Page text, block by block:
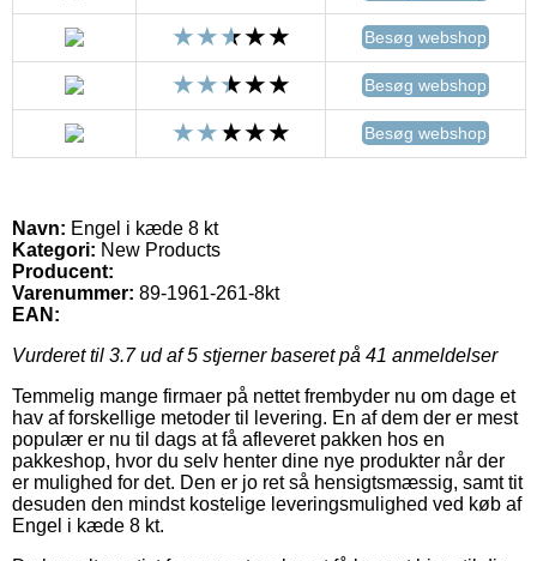
Besøg webshop
Besøg webshop
Besøg webshop
Navn: Engel i kæde 8 kt
Kategori: New Products
Producent:
Varenummer: 89-1961-261-8kt
EAN:
Vurderet til 3.7ud af 5 stjerner baseret på 41 anmeldelser
Temmelig mange firmaer på nettet frembyder nu om dage et
hav af forskellige metoder til levering. En af dem der er mest
populær er nu til dags at få afleveret pakken hos en
pakkeshop, hvor du selv henter dine nye produkter når der
er mulighed for det. Den er jo ret så hensigtsmæssig, samt tit
desuden den mindst kostelige leveringsmulighed ved køb af
Engel i kæde 8 kt.